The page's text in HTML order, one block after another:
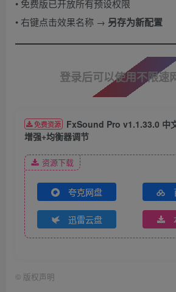
• 免费版已开放所有预设权限
• 右键点击效果名称 → ​ 另存为新配置
登录后可以使用不限速
免费资源
FxSound Pro v1.1.33.0 中
增强+均衡器调节
资源下载
夸克网盘
迅雷云盘
© 版权声明